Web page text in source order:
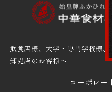
飲食店様、大学・専門学校様、
卸売店のお客様へ
コーポレー